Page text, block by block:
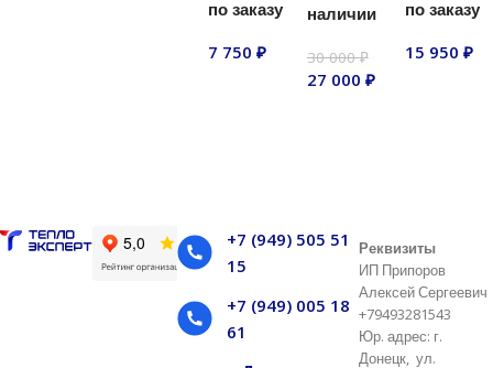
по заказу
7 750₽
наличии
30 000₽
27 000 ₽
по заказу
15 950₽
+7 (949) 505 51
15
+7 (949) 005 18
61
Реквизиты
ИП Припоров
Алексей Сергеевич
+79493281543
Юр. адрес: г.
Донецк, ул.